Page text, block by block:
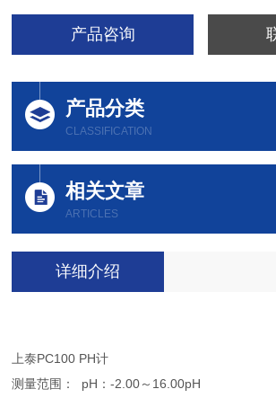
产品咨询
产品分类
CLASSIFICATION
相关文章
ARTICLES
详细介绍
上泰PC100 PH计
测量范围： pH：-2.00～16.00pH